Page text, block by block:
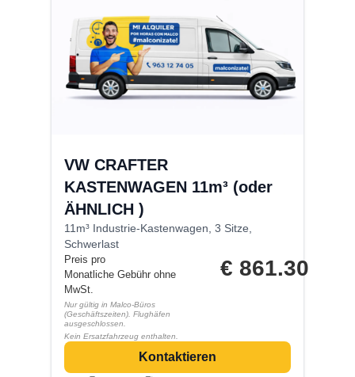
VW CRAFTER
KASTENWAGEN 11m³ (oder
ÄHNLICH )
11m³ Industrie-Kastenwagen, 3 Sitze,
Schwerlast
Preis pro
Monatliche Gebühr ohne
MwSt.
Nur gültig in Malco-Büros
(Geschäftszeiten). Flughäfen
ausgeschlossen.
Kein Ersatzfahrzeug enthalten.
€ 861.30
Kontaktieren